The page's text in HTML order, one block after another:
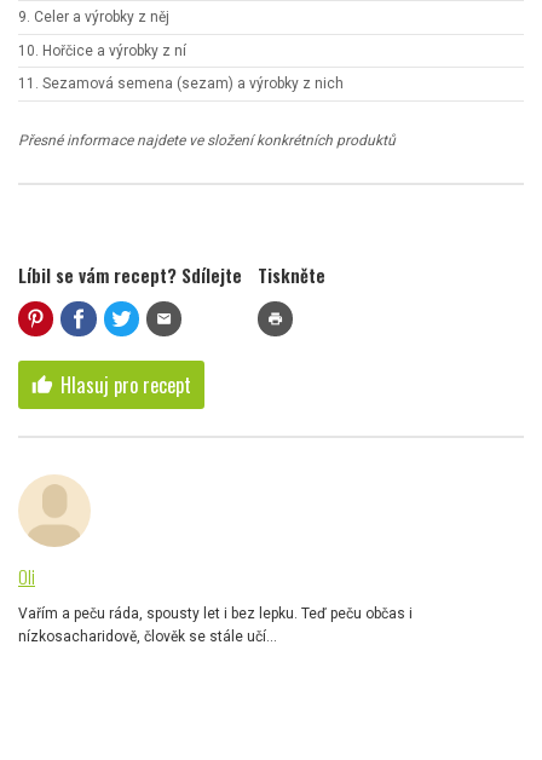
9. Celer a výrobky z něj
10. Hořčice a výrobky z ní
11. Sezamová semena (sezam) a výrobky z nich
Přesné informace najdete ve složení konkrétních produktů
Líbil se vám recept? Sdílejte
mail
Tiskněte
print
thumb_up Hlasuj pro recept
Oli
Vařím a peču ráda, spousty let i bez lepku. Teď peču občas i
nízkosacharidově, člověk se stále učí...